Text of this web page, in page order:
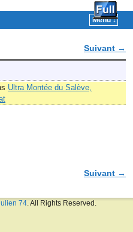
Menu ↓
Suivant →
Ultra Montée du Salève,
Suivant →
74 . All Rights Reserved.